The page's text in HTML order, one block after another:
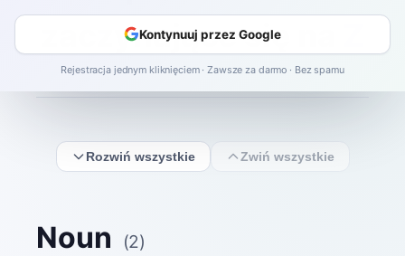
zaczynające się na
Rozwiń wszystkie Zwiń wszystkie
Noun (2)
Kontynuuj przez Google
Rejestracja jednym kliknięciem · Zawsze za darmo · Bez spamu